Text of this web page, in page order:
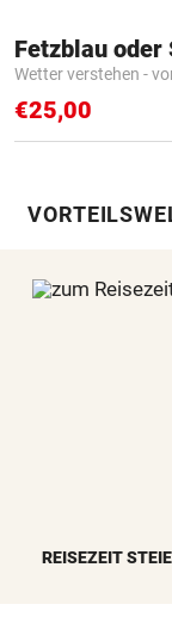
Fetzblau oder
Wetter verstehen -
€25,00
REISEZEIT